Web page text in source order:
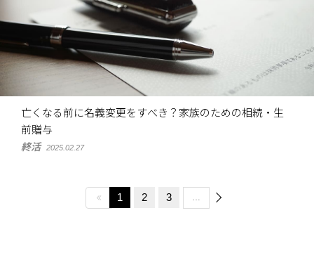
亡くなる前に名義変更をすべき？家族のための相続・生
前贈与
終活 2025.02.27
1 2 3